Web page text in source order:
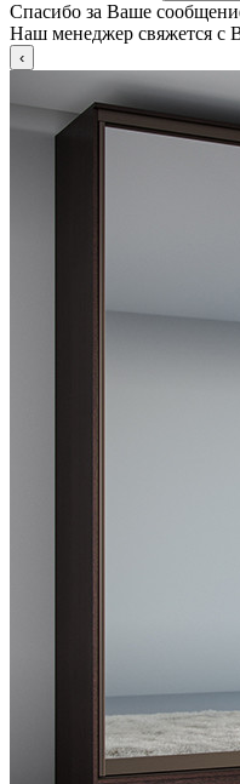
Спасибо за Ваше
Наш менеджер свяжется с